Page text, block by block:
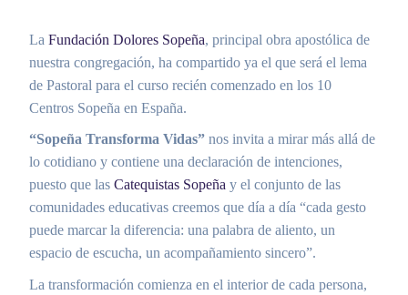
LaFundación Dolores Sopeña, principal obra apostólica de
nuestra congregación, ha compartido ya el que será el lema
de Pastoral para el curso recién comenzado en los 10
Centros Sopeña en España.
“Sopeña Transforma Vidas” nos invita a mirar más allá de
lo cotidiano y contiene una declaración de intenciones,
puesto que lasCatequistas Sopeña y el conjunto de las
comunidades educativas creemos que día a día “cada gesto
puede marcar la diferencia: una palabra de aliento, un
espacio de escucha, un acompañamiento sincero”.
La transformación comienza en el interior de cada persona,